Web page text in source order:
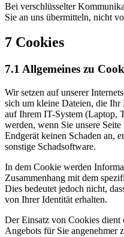
Bei verschlüsselter
Sie an uns übermitteln, nicht
7 Cookies
7.1 Allgemeines zu
Wir setzen auf unserer
sich um kleine Dateien, die Ihr
auf Ihrem IT-System (Laptop,
werden, wenn Sie unsere
Endgerät keinen Schaden an,
sonstige Schadsoftware.
In dem Cookie werden
Zusammenhang mit dem
Dies bedeutet jedoch nicht,
von Ihrer Identität erhalten.
Der Einsatz von Cookies dient
Angebots für Sie angenehmer